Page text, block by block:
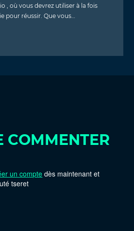
, où vous devrez utiliser à la fois
pour réussir. Que vous…
COMMENTER
un compte dès maintenant et
tseret